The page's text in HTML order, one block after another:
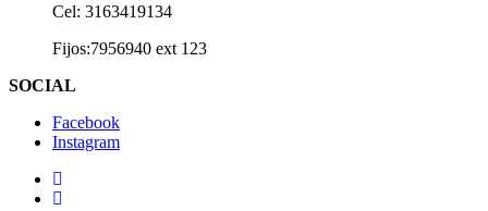
Cel: 3163419134
Fijos:7956940 ext 123
SOCIAL
Facebook
Instagram